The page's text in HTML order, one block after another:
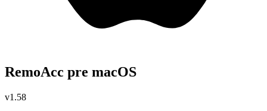
RemoAcc pre macOS
v1.58